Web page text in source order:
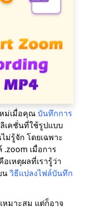
ม่เมื่อคุณบันทึกการ
เคชั่นที่ใช้รูปแบบ
รู้จัก โดยเฉพาะ
.zoom เมื่อการ
เหตุผลที่เรารู้ว่า
นวิธีแปลงไฟล์บันทึก
มาะสม แต่ก็อาจ